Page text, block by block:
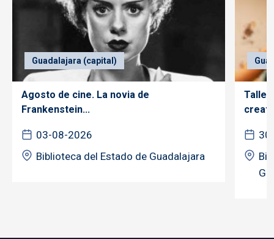
Guadalajara (capital)
Agosto de cine. La novia de
Frankenstein...
03-08-2026
Biblioteca del Estado de Guadalajara
Taller